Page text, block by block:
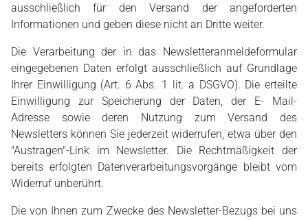
ausschließlich für den Versand der angeforderten
Informationen und geben diese nicht an Dritte weiter.
Die Verarbeitung der in das Newsletteranmeldeformular
eingegebenen Daten erfolgt ausschließlich auf Grundlage
Ihrer Einwilligung (Art. 6 Abs. 1 lit. a DSGVO). Die erteilte
Einwilligung zur Speicherung der Daten, der E- Mail-
Adresse sowie deren Nutzung zum Versand des
Newsletters können Sie jederzeit widerrufen, etwa über den
"Austragen"-Link im Newsletter. Die Rechtmäßigkeit der
bereits erfolgten Datenverarbeitungsvorgänge bleibt vom
Widerruf unberührt.
Die von Ihnen zum Zwecke des Newsletter-Bezugs bei uns